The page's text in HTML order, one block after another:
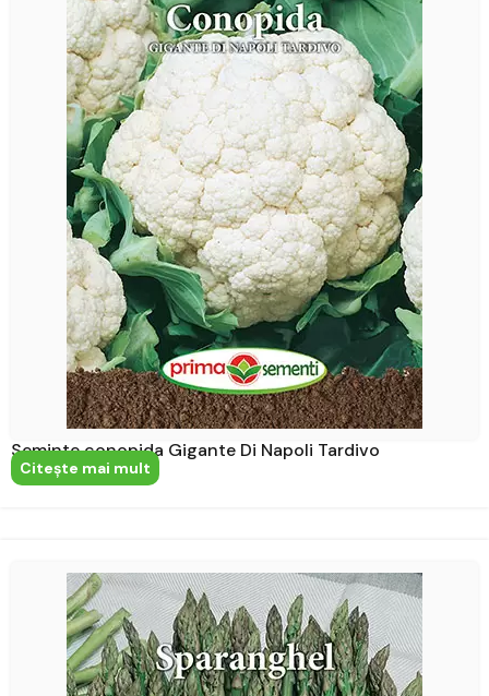
Seminte conopida Gigante Di Napoli Tardivo
Citeşte mai mult